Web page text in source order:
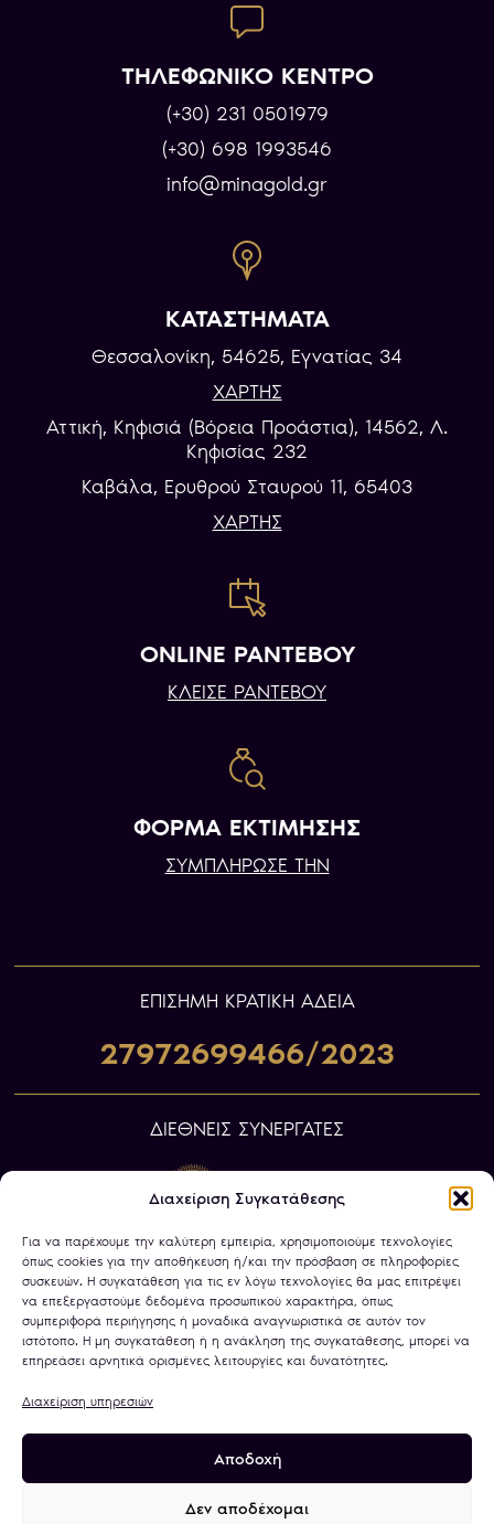
Διαχείριση Συγκατάθεσης
Για να παρέχουμε την καλύτερη εμπειρία, χρησιμοποιούμε τεχνολογίες
όπως cookies για την αποθήκευση ή/και την πρόσβαση σε πληροφορίες
συσκευών. Η συγκατάθεση για τις εν λόγω τεχνολογίες θα μας επιτρέψει
να επεξεργαστούμε δεδομένα προσωπικού χαρακτήρα, όπως
συμπεριφορά περιήγησης ή μοναδικά αναγνωριστικά σε αυτόν τον
ιστότοπο. Η μη συγκατάθεση ή η ανάκληση της συγκατάθεσης, μπορεί να
επηρεάσει αρνητικά ορισμένες λειτουργίες και δυνατότητες.
Διαχείριση υπηρεσιών
Αποδοχή
Δεν αποδέχομαι
ΤΗΛΕΦΩΝΙΚΟ ΚΕΝΤΡΟ
(+30) 231 0501979
(+30) 698 1993546
info@minagold.gr
ΚΑΤΑΣΤΗΜΑΤΑ
Θεσσαλονίκη, 54625, Εγνατίας 34
ΧΑΡΤΗΣ
Αττική, Κηφισιά (Βόρεια Προάστια), 14562, Λ.
Κηφισίας 232
Καβάλα, Eρυθρού Σταυρού 11, 65403
ΧΑΡΤΗΣ
ONLINE ΡΑΝΤΕΒΟΥ
ΚΛΕΙΣΕ ΡΑΝΤΕΒΟΥ
ΦΟΡΜΑ ΕΚΤΙΜΗΣΗΣ
ΣΥΜΠΛΗΡΩΣΕ ΤΗΝ
ΕΠIΣΗΜΗ ΚΡΑΤΙΚΗ ΑΔΕΙΑ
27972699466/2023
ΔΙΕΘΝΕΙΣ ΣΥΝΕΡΓΑΤΕΣ
Πολιτική Απορρήτου
Όροι Χρήσης
Χρήση Cookies
Τραπεζικοί Λογαριασμοί